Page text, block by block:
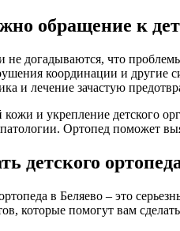
обращение к
не догадываются, что
координации и другие
и лечение зачастую
кожи и укрепление детского
патологии. Ортопед поможет
детского
в Беляево – это
которые помогут вам